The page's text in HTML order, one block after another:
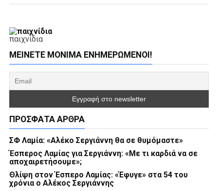
παιχνίδια
ΜΕΊΝΕΤΕ ΜΌΝΙΜΑ ΕΝΗΜΕΡΏΜΕΝΟΙ!
ΠΡΌΣΦΑΤΑ ΆΡΘΡΑ
ΣΦ Λαμία: «Αλέκο Σεργιάννη θα σε θυμόμαστε»
Έσπερος Λαμίας για Σεργιάννη: «Με τι καρδιά να σε
αποχαιρετήσουμε»;
Θλίψη στον Έσπερο Λαμίας: «Έφυγε» στα 54 του
χρόνια ο Αλέκος Σεργιάννης